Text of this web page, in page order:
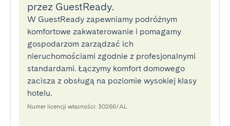
przez GuestReady.
W GuestReady zapewniamy podróżnym
komfortowe zakwaterowanie i pomagamy
gospodarzom zarządzać ich
nieruchomościami zgodnie z profesjonalnymi
standardami. Łączymy komfort domowego
zacisza z obsługą na poziomie wysokiej klasy
hotelu.
Numer licencji własności: 30266/AL